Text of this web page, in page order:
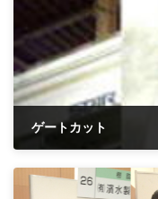
ゲートカット